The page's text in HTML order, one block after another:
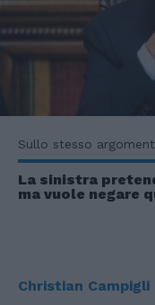
Sullo stesso
La sinistra
ma vuole negare
Christian Campigli